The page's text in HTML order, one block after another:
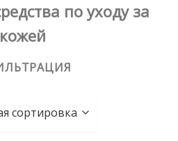
по уходу за
кожей